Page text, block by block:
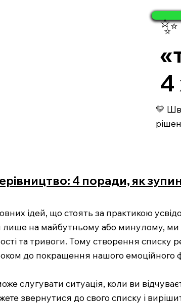
4
💛
4 поради, як
ідей, що стоять за практикою
на майбутньому або минулому, ми
та тривоги. Тому створення списку
до покращення нашого емоційного
слугувати ситуація, коли ви
звернутися до свого списку і